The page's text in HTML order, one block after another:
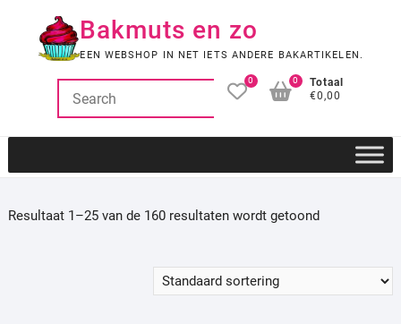
Bakmuts en zo
EEN WEBSHOP IN NET IETS ANDERE BAKARTIKELEN.
0
Totaal
€0,00
0
Resultaat 1–25 van de 160 resultaten wordt getoond